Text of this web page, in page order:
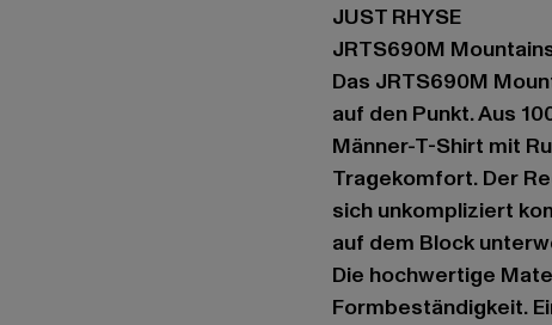
JUST RHYSE
JRTS690M
Das JRTS690M
auf den Punkt. Aus
Männer-T-Shirt mit
Tragekomfort. Der
sich unkompliziert
auf dem Block
Die hochwertige
Formbeständigkeit.